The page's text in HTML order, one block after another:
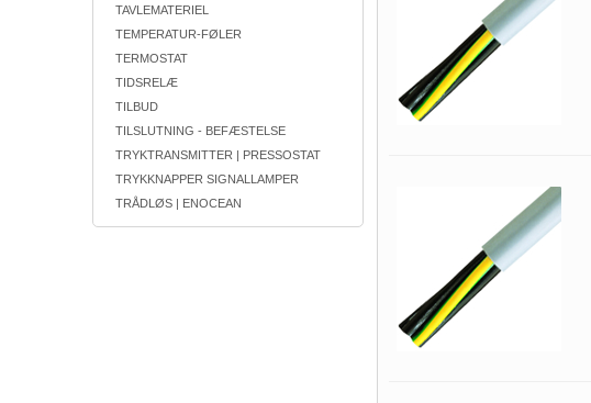
TAVLEMATERIEL
TEMPERATUR-FØLER
TERMOSTAT
TIDSRELÆ
TILBUD
TILSLUTNING - BEFÆSTELSE
TRYKTRANSMITTER | PRESSOSTAT
TRYKKNAPPER SIGNALLAMPER
TRÅDLØS | ENOCEAN